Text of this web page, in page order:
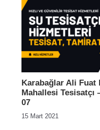
Karabağlar Ali Fuat
Mahallesi Tesisatçı
07
15 Mart 2021